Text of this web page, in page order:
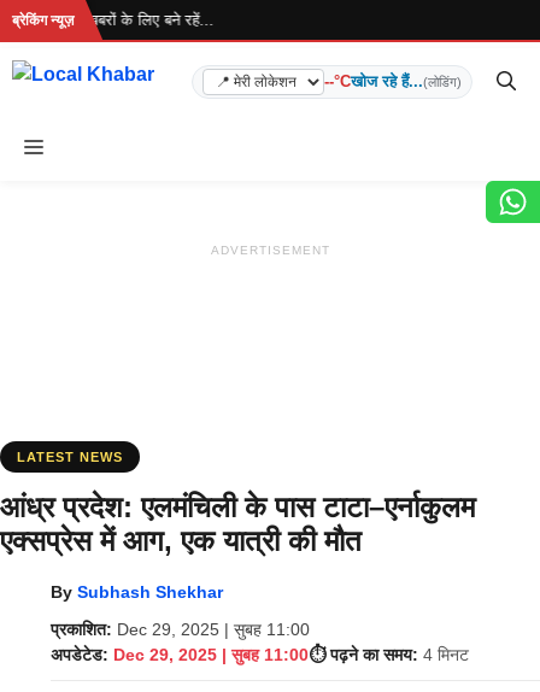
Skip
content
ब्रेकिंग न्यूज़
है... ताज़ा खबरों के लिए बने रहें...
--°Cखोज रहे हैं...(लोडिंग)
Menu
ADVERTISEMENT
LATEST NEWS
आंध्र प्रदेश: एलमंचिली के पास टाटा–एर्नाकुलम
एक्सप्रेस में आग, एक यात्री की मौत
By Subhash Shekhar
प्रकाशित: Dec 29, 2025 | सुबह 11:00
अपडेटेड: Dec 29, 2025 | सुबह 11:00⏱️ पढ़ने का समय: 4 मिनट